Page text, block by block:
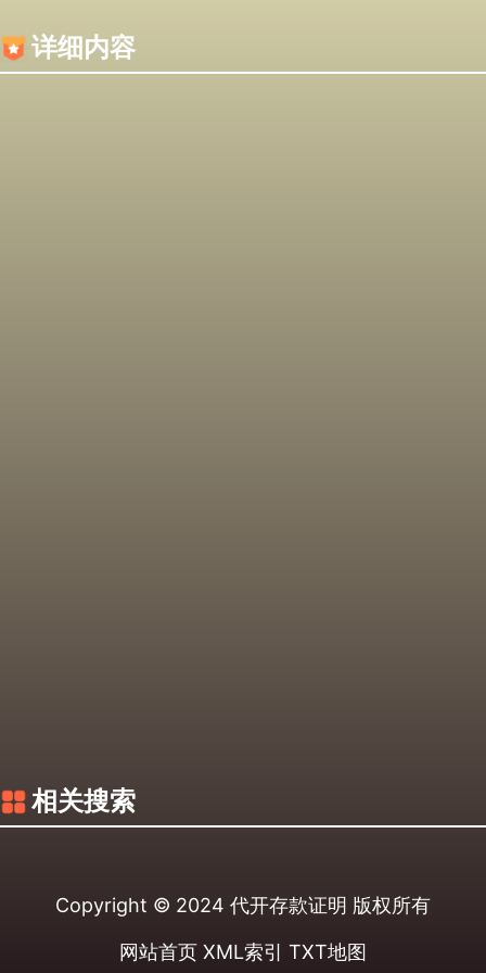
详细内容
相关搜索
Copyright © 2024 代开存款证明 版权所有
网站首页 XML索引 TXT地图